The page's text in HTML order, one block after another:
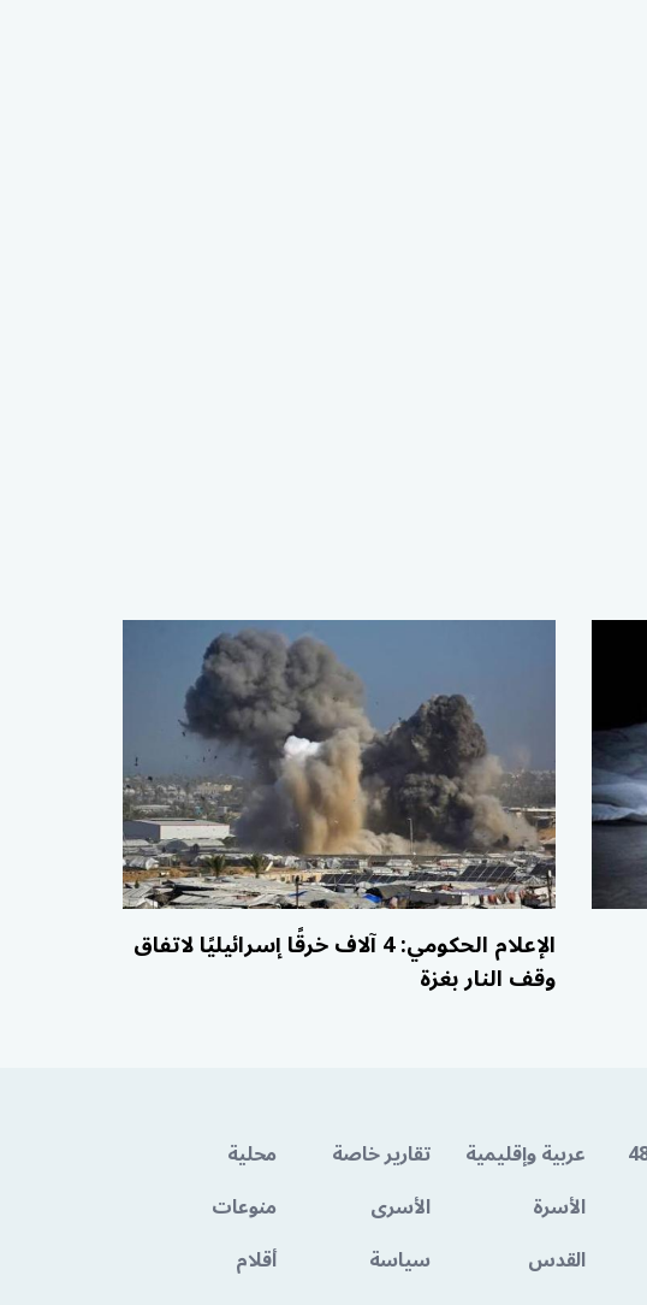
الإعلام الحكومي: 4 آلاف خرقًا إسرائيليًا لاتفاق
وقف النار بغزة
عربية وإقليمية تقارير خاصة
محلية
الأسرة الأسرى
منوعات
القدس سياسة
أقلام